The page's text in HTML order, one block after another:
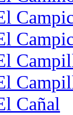
Cañal